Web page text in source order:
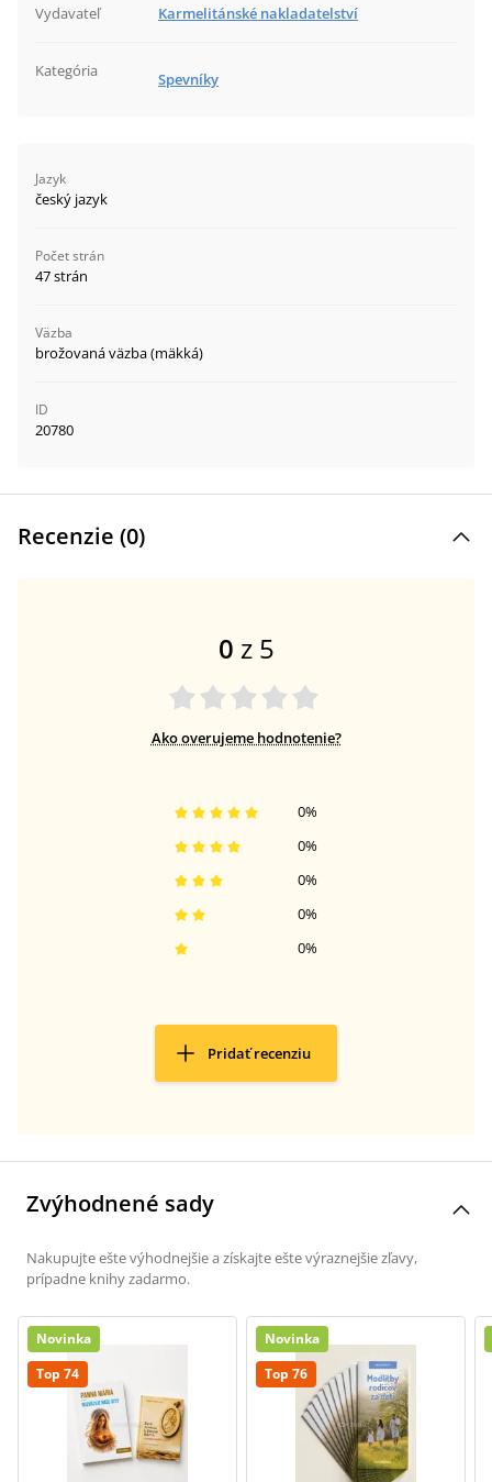
Vydavateľ Karmelitánské nakladatelství
Kategória Spevníky
Jazyk
český jazyk
Počet strán
47 strán
Väzba
brožovaná väzba (mäkká)
ID
20780
Recenzie (0)
0 z 5
Ako overujeme hodnotenie?
0%
0%
0%
0%
0%
Pridať recenziu
Zvýhodnené sady
Nakupujte ešte výhodnejšie a získajte ešte výraznejšie zľavy,
prípadne knihy zadarmo.
Novinka
Top 74
Novinka
Top 76